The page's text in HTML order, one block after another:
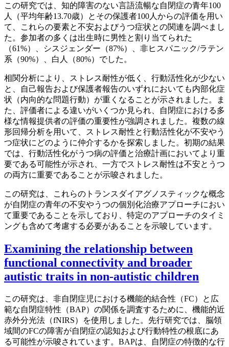
この研究では、知的障害のない言語流暢な自閉症の青年100
人（平均年齢13.70歳）とその保護者100人からの評価を用い
て、これらの要素と不安およびうつ症状との関連を調べまし
た。参加者の多くは出生時に男性と割り当てられた
（61%）、シスジェンダー（87%）、非ヒスパニック/ラテン
系（90%）、白人（80%）でした。
相関分析により、ストレス耐性が低く、行動活性化が少ない
と、自己報告および保護者報告のいずれにおいても内部化症
状（内向的な問題行動）が重くなることが示されました。ま
た、評価者による違いがいくつか見られ、自閉症における多
様な情報提供者の評価の重要性が強調されました。複数の線
形回帰分析を用いて、ストレス耐性と行動活性化が不安やう
つ症状にどのように仲介するかを探索しました。初期の結果
では、行動活性化がうつ病の評価と治療計画においてより重
要である可能性が示され、一方でストレス耐性は不安とうつ
の両方に重要であることが示唆されました。
この研究は、これらのトランスダイアグノスティックな概念
が自閉症の青年の不安やうつの個別化治療アプローチにおい
て重要であることを示しており、特定のアプローチのタイミ
ングも含めて考慮する必要があることを示唆しています。
Examining the relationship between
functional connectivity and broader
autistic traits in non-autistic children
この研究は、非自閉症児における機能的結合性（FC）と広
範な自閉症特性（BAP）の関係を調査するために、機能的近
赤外分光法（fNIRS）を使用しました。先行研究では、脳領
域間のFCの障害が自閉症の認知および行動特性の根底にあ
る可能性が示唆されています。BAPは、自閉症の特徴的な行